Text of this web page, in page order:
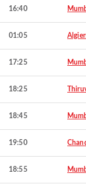
16:40
01:05
17:25
18:25
18:45
19:50
18:55